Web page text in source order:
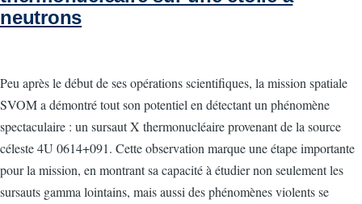
neutrons
Peu après le début de ses opérations scientifiques, la mission spatiale
SVOM a démontré tout son potentiel en détectant un phénomène
spectaculaire : un sursaut X thermonucléaire provenant de la source
céleste 4U 0614+091. Cette observation marque une étape importante
pour la mission, en montrant sa capacité à étudier non seulement les
sursauts gamma lointains, mais aussi des phénomènes violents se